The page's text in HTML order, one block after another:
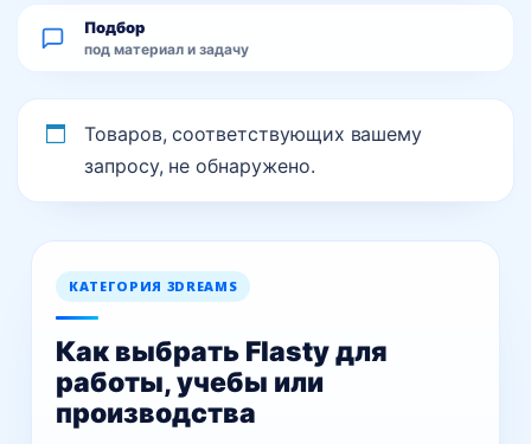
Подбор
под материал и задачу
Товаров, соответствующих вашему
запросу, не обнаружено.
КАТЕГОРИЯ 3DREAMS
Как выбрать Flasty для
работы, учебы или
производства